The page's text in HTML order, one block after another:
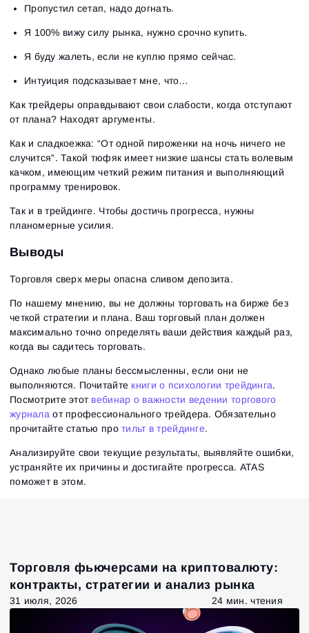
Пропустил сетап, надо догнать.
Я 100% вижу силу рынка, нужно срочно купить.
Я буду жалеть, если не куплю прямо сейчас.
Интуиция подсказывает мне, что…
Как трейдеры оправдывают свои слабости, когда отступают
от плана? Находят аргументы.
Как и сладкоежка: “От одной пироженки на ночь ничего не
случится”. Такой тюфяк имеет низкие шансы стать волевым
качком, имеющим четкий режим питания и выполняющий
программу тренировок.
Так и в трейдинге. Чтобы достичь прогресса, нужны
планомерные усилия.
Выводы
Торговля сверх меры опасна сливом депозита.
По нашему мнению, вы не должны торговать на бирже без
четкой стратегии и плана. Ваш торговый план должен
максимально точно определять ваши действия каждый раз,
когда вы садитесь торговать.
Однако любые планы бессмысленны, если они не
выполняются. Почитайте книги о психологии трейдинга.
Посмотрите этот вебинар о важности ведении торгового
журнала от профессионального трейдера. Обязательно
прочитайте статью протильт в трейдинге.
Анализируйте свои текущие результаты, выявляйте ошибки,
устраняйте их причины и достигайте прогресса. ATAS
поможет в этом.
Торговля фьючерсами на криптовалюту:
контракты, стратегии и анализ рынка
31 июля, 2026 24 мин. чтения